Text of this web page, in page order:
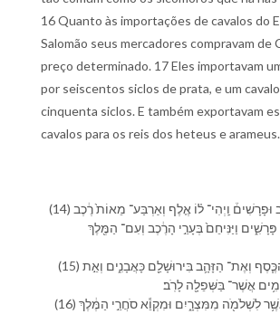
16 Quanto às importações de cavalos do
Salomão seus mercadores compravam de
preço determinado. 17 Eles importavam
por seiscentos siclos de prata, e um
cinquenta siclos. E também exportavam
cavalos para os reis dos heteus e arameus.
(14) וַ⁠יֶּאֱסֹ֣ף שְׁלֹמֹה֮ רֶ֣כֶב וּ⁠פָרָשִׁים֒ וַֽ⁠יְהִי־ ל֗⁠וֹ אֶ֤לֶף וְ⁠אַרְבַּע־ מֵאוֹת֙ רֶ֔כֶב
וַ⁠יַּנִּיחֵ⁠ם֙ בְּ⁠עָרֵ֣י הָ⁠רֶ֔כֶב וְ⁠עִם־ הַ⁠מֶּ֖לֶךְ
(15) וַ⁠יִּתֵּ֨ן הַ⁠מֶּ֜לֶךְ אֶת־ הַ⁠כֶּ֧סֶף וְ⁠אֶת־ הַ⁠זָּהָ֛ב בִּ⁠ירוּשָׁלִַ֖ם כָּ⁠אֲבָנִ֑ים וְ⁠אֵ֣ת
אֲשֶׁר־ בַּ⁠שְּׁפֵלָ֖ה לָ⁠רֹֽב׃
(16) וּ⁠מוֹצָ֧א הַ⁠סּוּסִ֛ים אֲשֶׁ֥ר לִ⁠שְׁלֹמֹ֖ה מִ⁠מִּצְרָ֑יִם וּ⁠מִ⁠קְוֵ֕א סֹחֲרֵ֣י הַ⁠מֶּ֔לֶךְ